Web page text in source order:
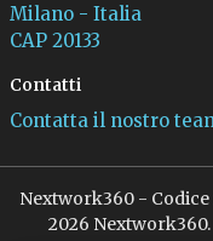
Milano - Italia
CAP 20133
Contatti
Contatta il nostro
Nextwork360 -
2026 Nextwork360.